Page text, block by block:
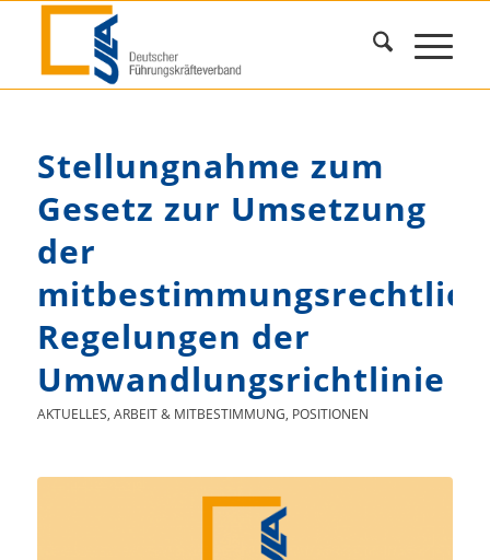
Stellungnahme zum
Gesetz zur Umsetzung
der
Regelungen der
Umwandlungsrichtlinie
AKTUELLES, ARBEIT & MITBESTIMMUNG, POSITIONEN